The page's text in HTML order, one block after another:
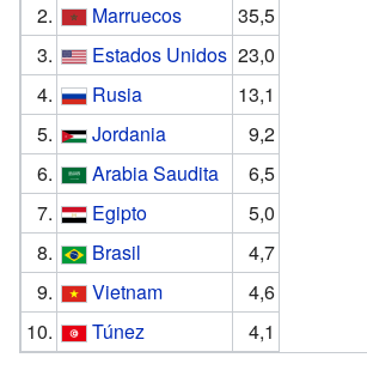
2.
Marruecos
35,5
3.
Estados Unidos 23,0
4.
Rusia
13,1
5.
Jordania
9,2
6.
Arabia Saudita
6,5
7.
Egipto
5,0
8.
Brasil
4,7
9.
Vietnam
4,6
10.
Túnez 4,1